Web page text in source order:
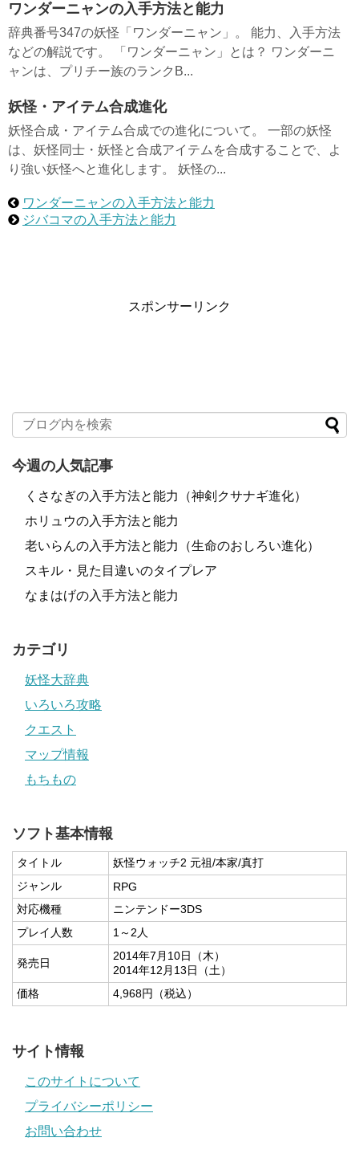
ワンダーニャンの入手方法と能力
辞典番号347の妖怪「ワンダーニャン」。 能力、入手方法
などの解説です。 「ワンダーニャン」とは？ ワンダーニ
ャンは、プリチー族のランクB...
妖怪・アイテム合成進化
妖怪合成・アイテム合成での進化について。 一部の妖怪
は、妖怪同士・妖怪と合成アイテムを合成することで、よ
り強い妖怪へと進化します。 妖怪の...
ワンダーニャンの入手方法と能力
ジバコマの入手方法と能力
スポンサーリンク
今週の人気記事
くさなぎの入手方法と能力（神剣クサナギ進化）
ホリュウの入手方法と能力
老いらんの入手方法と能力（生命のおしろい進化）
スキル・見た目違いのタイプレア
なまはげの入手方法と能力
カテゴリ
妖怪大辞典
いろいろ攻略
クエスト
マップ情報
もちもの
ソフト基本情報
タイトル
妖怪ウォッチ2 元祖/本家/真打
ジャンル
RPG
対応機種
ニンテンドー3DS
プレイ人数
1～2人
発売日
2014年7月10日（木）
2014年12月13日（土）
価格
4,968円（税込）
サイト情報
このサイトについて
プライバシーポリシー
お問い合わせ